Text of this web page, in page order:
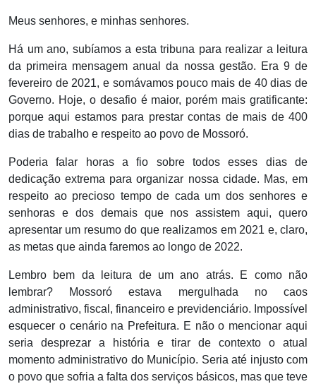
Meus senhores, e minhas senhores.
Há um ano, subíamos a esta tribuna para realizar a leitura
da primeira mensagem anual da nossa gestão. Era 9 de
fevereiro de 2021, e somávamos pouco mais de 40 dias de
Governo. Hoje, o desafio é maior, porém mais gratificante:
porque aqui estamos para prestar contas de mais de 400
dias de trabalho e respeito ao povo de Mossoró.
Poderia falar horas a fio sobre todos esses dias de
dedicação extrema para organizar nossa cidade. Mas, em
respeito ao precioso tempo de cada um dos senhores e
senhoras e dos demais que nos assistem aqui, quero
apresentar um resumo do que realizamos em 2021 e, claro,
as metas que ainda faremos ao longo de 2022.
Lembro bem da leitura de um ano atrás. E como não
lembrar? Mossoró estava mergulhada no caos
administrativo, fiscal, financeiro e previdenciário. Impossível
esquecer o cenário na Prefeitura. E não o mencionar aqui
seria desprezar a história e tirar de contexto o atual
momento administrativo do Município. Seria até injusto com
o povo que sofria a falta dos serviços básicos, mas que teve